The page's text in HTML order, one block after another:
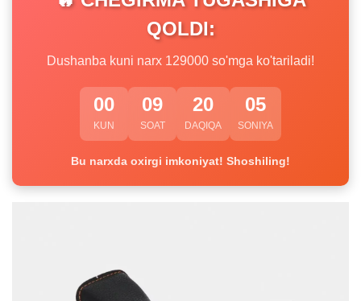
QOLDI:
Dushanba kuni narx 129000 so'mga ko'tariladi!
00
KUN
09
SOAT
20
DAQIQA
05
SONIYA
Bu narxda oxirgi imkoniyat! Shoshiling!